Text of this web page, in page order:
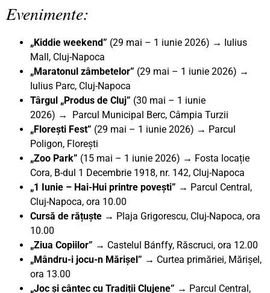
Evenimente:
„Kiddie weekend” (29 mai – 1 iunie 2026) → Iulius
Mall, Cluj-Napoca
„Maratonul zâmbetelor” (29 mai – 1 iunie 2026) →
Iulius Parc, Cluj-Napoca
Târgul „Produs de Cluj” (30 mai – 1 iunie
2026) →
Parcul Municipal Berc, Câmpia Turzii
„Florești Fest” (29 mai – 1 iunie 2026) → Parcul
Poligon, Florești
„Zoo Park” (15 mai – 1 iunie 2026) → Fosta locație
Cora, B-dul 1 Decembrie 1918, nr. 142, Cluj-Napoca
„1 Iunie – Hai-Hui printre povești” → Parcul Central,
Cluj-Napoca, ora 10.00
Cursă de rățuște → Plaja Grigorescu, Cluj-Napoca, ora
10.00
„Ziua Copiilor” → Castelul Bánffy, Răscruci, ora 12.00
„Mândru-i jocu-n Mărișel” → Curtea primăriei, Mărișel,
ora 13.00
„Joc și cântec cu Tradiții Clujene” → Parcul Central,